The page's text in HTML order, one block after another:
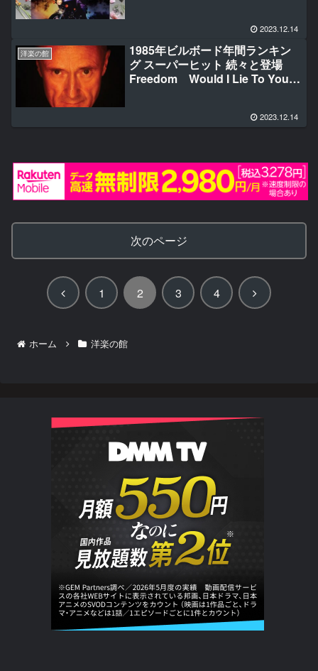
2023.12.14
洋楽の館
1985年ビルボード年間ランキン
グ スーパーヒット 続々と登場
Freedom Would I Lie To You
2023.12.14
次のページ
前
1 2 3 4
次
ホーム 洋楽の館